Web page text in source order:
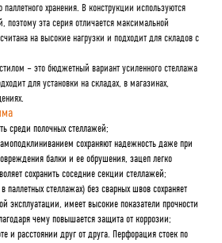
хранения. В конструкции используются
поэтому эта серия отличается максимальной
на высокие нагрузки и подходит для складов с
– это бюджетный вариант усиленного стеллажа
для установки на складах, в магазинах,
среди полочных стеллажей;
сохраняют надежность даже при
балки и ее обрушения, зацеп легко
сохранить соседние секции стеллажей;
паллетных стеллажах) без сварных швов сохраняет
эксплуатации, имеет высокие показатели прочности
чему повышается защита от коррозии;
и расстоянии друг от друга. Перфорация стоек по